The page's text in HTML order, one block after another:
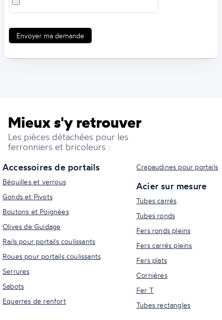
Envoyer ma demande
Mieux s'y retrouver
Les pièces détachées pour les
ferronniers et bricoleurs :
Accessoires de portails
Béquilles et verrous
Gonds et Pivots
Boutons et Poignées
Olives de Guidage
Rails pour portails coulissants
Roues pour portails coulissants
Serrures
Sabots
Equerres de renfort
Crapaudines pour portails
Acier sur mesure
Tubes carrés
Tubes ronds
Fers ronds pleins
Fers carrés pleins
Fers plats
Cornières
Fer T
Tubes rectangles